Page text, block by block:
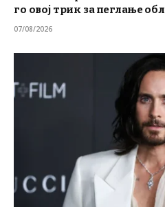
го овој трик за пеглање
07/08/2026